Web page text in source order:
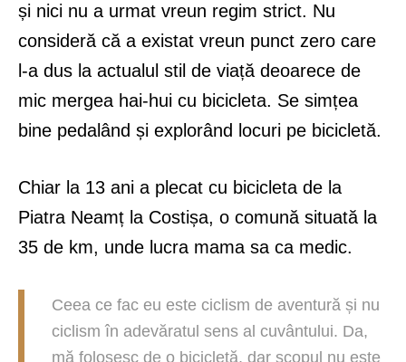
și nici nu a urmat vreun regim strict. Nu
consideră că a existat vreun punct zero care
l-a dus la actualul stil de viață deoarece de
mic mergea hai-hui cu bicicleta. Se simțea
bine pedalând și explorând locuri pe bicicletă.
Chiar la 13 ani a plecat cu bicicleta de la
Piatra Neamț la Costișa, o comună situată la
35 de km, unde lucra mama sa ca medic.
Ceea ce fac eu este ciclism de aventură și nu
ciclism în adevăratul sens al cuvântului. Da,
mă folosesc de o bicicletă, dar scopul nu este